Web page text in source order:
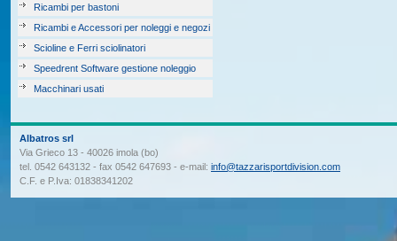
Ricambi per bastoni
Ricambi e Accessori per noleggi e negozi
Scioline e Ferri sciolinatori
Speedrent Software gestione noleggio
Macchinari usati
Albatros srl
Via Grieco 13 - 40026 imola (bo)
tel. 0542 643132 - fax 0542 647693 - e-mail: info@tazzarisportdivision.com
C.F. e P.Iva: 01838341202